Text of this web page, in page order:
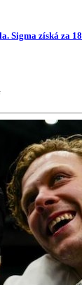
Sigma získá za